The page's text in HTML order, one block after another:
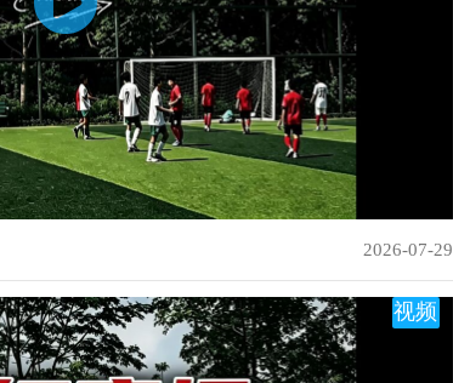
2026-07-29
视频